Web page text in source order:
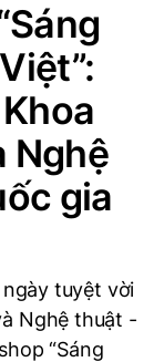
Nghệ
gia
tuyệt vời
Nghệ thuật -
“Sáng